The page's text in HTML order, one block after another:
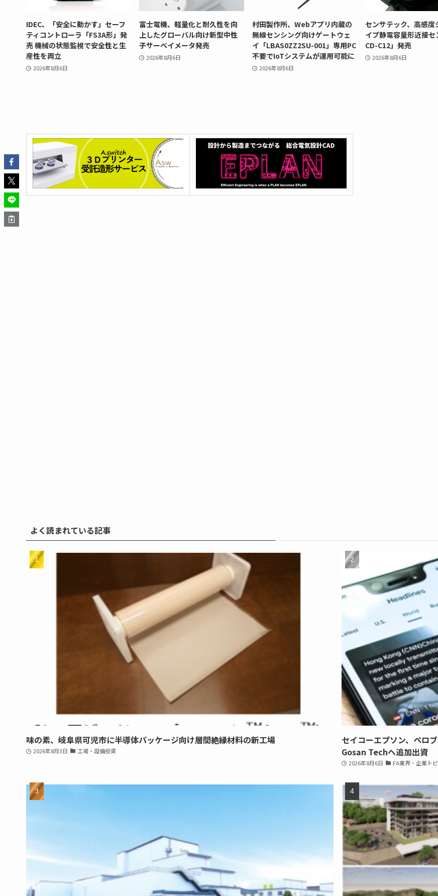
IDEC、「安全に動かす」セーフ
ティコントローラ「FS3A形」発
売 機械の状態監視で安全性と生
産性を両立
2026年8月6日
富士電機、軽量化と耐久性を向
上したグローバル向け新型中性
子サーベイメータ発売
2026年8月6日
村田製作所、Webアプリ内蔵の
無線センシング向けゲートウェ
イ「LBAS0ZZ2SU-001」専用PC
不要でIoTシステムが運用可能に
2026年8月6日
センサテック、高感度
イプ静電容量形近接セ
CD-C12」発売
2026年8月6日
よく読まれている記事
味の素、岐阜県可児市に半導体パッケージ向け層間絶縁材料の新工場
2026年8月3日 工場・設備投資
セイコーエプソン、ペロ
Gosan Techへ追加出資
2026年8月6日 FA業界・企業ト